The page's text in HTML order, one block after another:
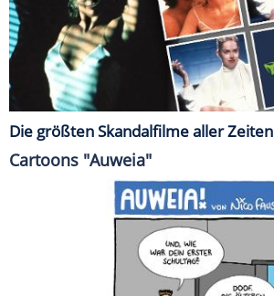
Die größten Skandalfilme aller Zeiten
Cartoons "Auweia"